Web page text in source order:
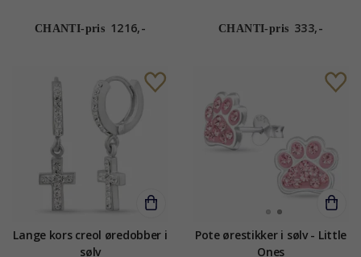
CHANTI-pris 1216,- CHANTI-pris 333,-
Lange kors creol øredobber i
sølv
Pote ørestikker i sølv - Little
Ones